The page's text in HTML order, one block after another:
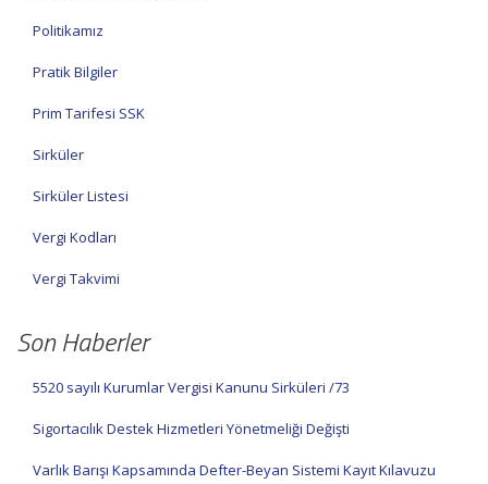
Politikamız
Pratik Bilgiler
Prim Tarifesi SSK
Sirküler
Sirküler Listesi
Vergi Kodları
Vergi Takvimi
Son Haberler
5520 sayılı Kurumlar Vergisi Kanunu Sirküleri /73
Sigortacılık Destek Hizmetleri Yönetmeliği Değişti
Varlık Barışı Kapsamında Defter-Beyan Sistemi Kayıt Kılavuzu